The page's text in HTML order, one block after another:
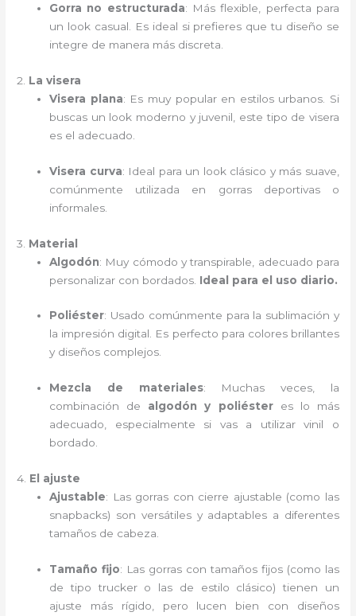
Gorra no estructurada: Más flexible, perfecta para
un look casual. Es ideal si prefieres que tu diseño se
integre de manera más discreta.
2. La visera
Visera plana: Es muy popular en estilos urbanos. Si
buscas un look moderno y juvenil, este tipo de visera
es el adecuado.
Visera curva: Ideal para un look clásico y más suave,
comúnmente utilizada en gorras deportivas o
informales.
3. Material
Algodón: Muy cómodo y transpirable, adecuado para
personalizar con bordados. Ideal para el uso diario.
Poliéster: Usado comúnmente para la sublimación y
la impresión digital. Es perfecto para colores brillantes
y diseños complejos.
Mezcla de materiales: Muchas veces, la
combinación de algodón y poliésteres lo más
adecuado, especialmente si vas a utilizar vinil o
bordado.
4. El ajuste
Ajustable: Las gorras con cierre ajustable (como las
snapbacks) son versátiles y adaptables a diferentes
tamaños de cabeza.
Tamaño fijo: Las gorras con tamaños fijos (como las
de tipo trucker o las de estilo clásico) tienen un
ajuste más rígido, pero lucen bien con diseños